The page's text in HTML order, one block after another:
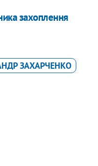
захоплення
ЗАХАРЧЕНКО